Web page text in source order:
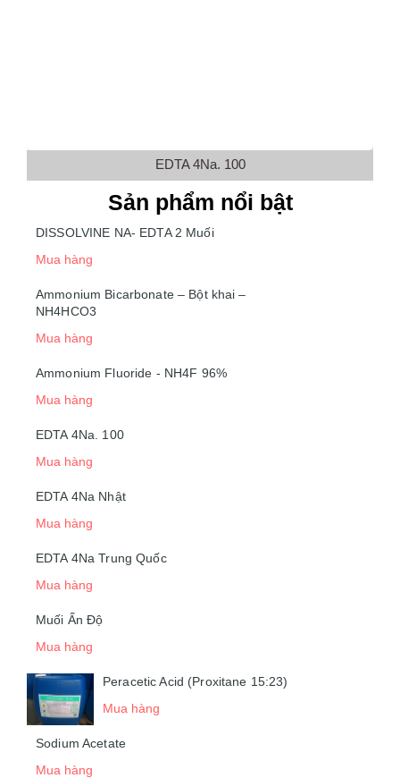
EDTA 4Na. 100
Sản phẩm nổi bật
DISSOLVINE NA- EDTA 2 Muối
Mua hàng
Ammonium Bicarbonate – Bột khai –
NH4HCO3
Mua hàng
Ammonium Fluoride - NH4F 96%
Mua hàng
EDTA 4Na. 100
Mua hàng
EDTA 4Na Nhật
Mua hàng
EDTA 4Na Trung Quốc
Mua hàng
Muối Ấn Độ
Mua hàng
Peracetic Acid (Proxitane 15:23)
Mua hàng
Sodium Acetate
Mua hàng